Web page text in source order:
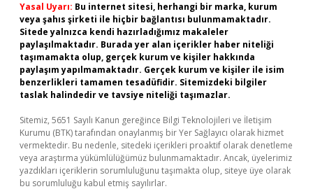
Yasal Uyarı: Bu internet sitesi, herhangi bir marka, kurum
veya şahıs şirketi ile hiçbir bağlantısı bulunmamaktadır.
Sitede yalnızca kendi hazırladığımız makaleler
paylaşılmaktadır. Burada yer alan içerikler haber niteliği
taşımamakta olup, gerçek kurum ve kişiler hakkında
paylaşım yapılmamaktadır. Gerçek kurum ve kişiler ile isim
benzerlikleri tamamen tesadüfidir. Sitemizdeki bilgiler
taslak halindedir ve tavsiye niteliği taşımazlar.
Sitemiz, 5651 Sayılı Kanun gereğince Bilgi Teknolojileri ve İletişim
Kurumu (BTK) tarafından onaylanmış bir Yer Sağlayıcı olarak hizmet
vermektedir. Bu nedenle, sitedeki içerikleri proaktif olarak denetleme
veya araştırma yükümlülüğümüz bulunmamaktadır. Ancak, üyelerimiz
yazdıkları içeriklerin sorumluluğunu taşımakta olup, siteye üye olarak
bu sorumluluğu kabul etmiş sayılırlar.